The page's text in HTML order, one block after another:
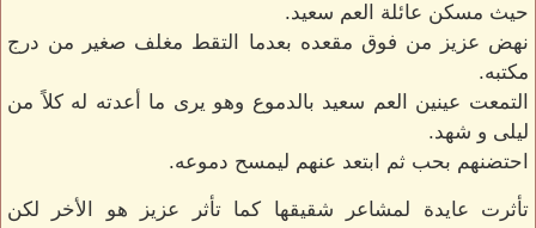
حيث مسكن عائلة العم سعيد.
نهض عزيز من فوق مقعده بعدما التقط مغلف صغير من درج
مكتبه.
التمعت عينين العم سعيد بالدموع وهو يرى ما أعدته له كلاً من
ليلى و شهد.
احتضنهم بحب ثم ابتعد عنهم ليمسح دموعه.
تأثرت عايدة لمشاعر شقيقها كما تأثر عزيز هو الأخر لكن